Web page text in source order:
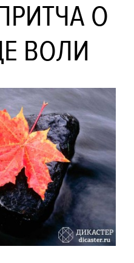
О
ВОЛИ